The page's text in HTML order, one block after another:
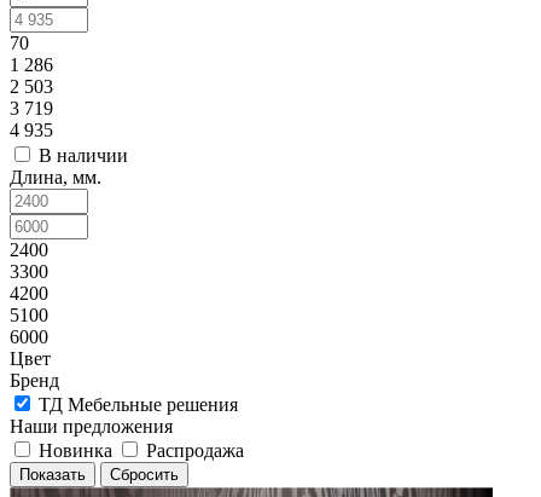
70
1 286
2 503
3 719
4 935
В наличии
Длина, мм.
2400
3300
4200
5100
6000
Цвет
Бренд
ТД Мебельные решения
Наши предложения
Новинка
Распродажа
Сбросить